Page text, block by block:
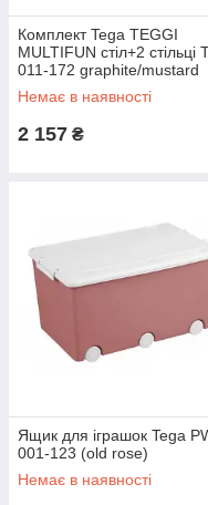
Комплект Tega TEGGI
MULTIFUN стіл+2 стільці
011-172 graphite/mustard
Немає в наявності
2 157 ₴
Ящик для іграшок Tega
001-123 (old rose)
Немає в наявності